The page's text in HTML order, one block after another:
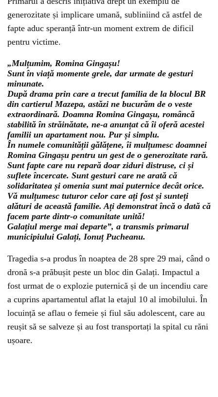
generozitate și implicare umană, subliniind că astfel de
fapte aduc speranță într-un moment extrem de dificil
pentru victime.
„Mulțumim, Romina Gingașu!
Sunt în viață momente grele, dar urmate de gesturi
minunate.
După drama prin care a trecut familia de la blocul BR
din cartierul Mazepa, astăzi ne bucurăm de o veste
extraordinară. Doamna Romina Gingașu, româncă
stabilită în străinătate, ne-a anunțat că îi oferă acestei
familii un apartament nou. Pur și simplu.
În numele comunității gălățene, îi mulțumesc doamnei
Romina Gingașu pentru un gest de o generozitate rară.
Sunt fapte care nu repară doar ziduri distruse, ci și
suflete încercate. Sunt gesturi care ne arată că
solidaritatea și omenia sunt mai puternice decât orice.
Vă mulțumesc tuturor celor care ați fost și sunteți
alături de această familie. Ați demonstrat încă o dată că
facem parte dintr-o comunitate unită!
Galațiul merge mai departe”, a transmis primarul
municipiului Galați, Ionuț Pucheanu.
Tragedia s-a produs în noaptea de 28 spre 29 mai, când o
dronă s-a prăbușit peste un bloc din Galați. Impactul a
fost urmat de o explozie puternică și de un incendiu care
a cuprins apartamentul aflat la etajul 10 al imobilului. În
locuință se aflau o femeie și fiul său adolescent, care au
reușit să se salveze și au fost transportați la spital cu răni
ușoare.